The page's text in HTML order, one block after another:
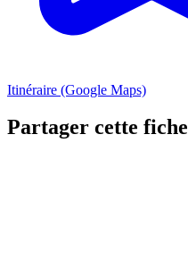
Itinéraire (Google Maps)
Partager cette fiche